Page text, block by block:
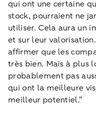
qui ont une certaine
stock, pourraient ne
utiliser. Cela aura un
et sur leur
affirmer que les
très bien. Mais à plus
probablement pas
qui ont la meilleure
meilleur potentiel.”